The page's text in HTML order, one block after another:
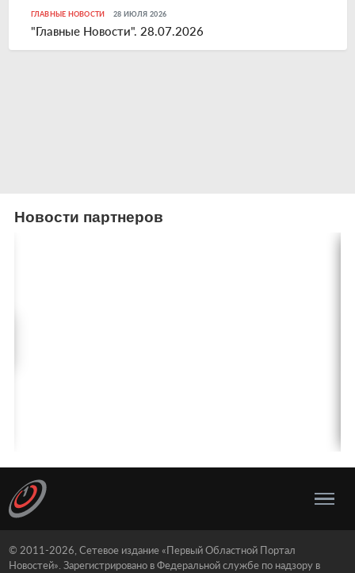
ГЛАВНЫЕ НОВОСТИ 28 ИЮЛЯ 2026
"Главные Новости". 28.07.2026
Новости партнеров
© 2011-2026, Сетевое издание «Первый Областной Портал
Новостей». Зарегистрировано в Федеральной службе по надзору в